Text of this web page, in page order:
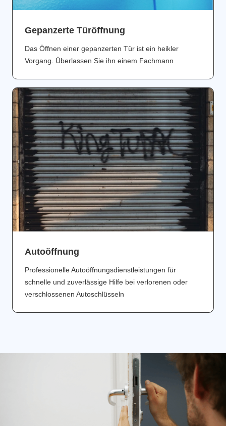
Gepanzerte Türöffnung
Das Öffnen einer gepanzerten Tür ist ein heikler
Vorgang. Überlassen Sie ihn einem Fachmann
Аutoöffnung
Professionelle Autoöffnungsdienstleistungen für
schnelle und zuverlässige Hilfe bei verlorenen oder
verschlossenen Autoschlüsseln